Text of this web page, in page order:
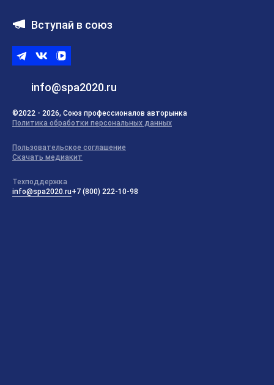
Вступай в союз
info@spa2020.ru
TelegramВКонтакте
ВК
©2022 - 2026, Союз профессионалов авторынка
Политика обработки персональных данных
Пользовательское соглашение
Скачать медиакит
Техподдержка
info@spa2020.ru+7 (800) 222-10-98